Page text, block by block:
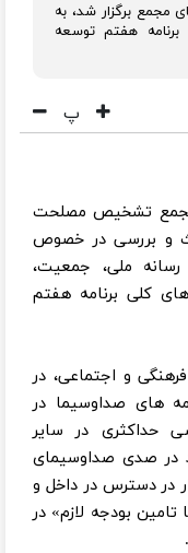
مجمع برگزار شد، به
هفتم توسعه
پ
مجمع تشخیص مصلحت
و بررسی در خصوص
ملی، جمعیت،
کلی برنامه هفتم
و اجتماعی، در
های صداوسیما در
حداکثری در سایر
در صدی صداوسیمای
در دسترس در داخل و
بودجه لازم» در